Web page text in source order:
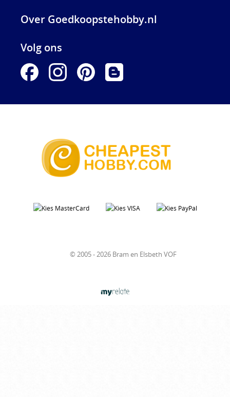
Over Goedkoopstehobby.nl
Volg ons
© 2005 - 2026 Bram en Elsbeth VOF